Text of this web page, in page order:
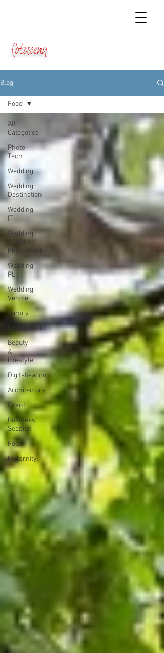
fotosceny
Blog
All
Categoties
Photo-
Tech
Wedding
Wedding
Destination
Wedding
IT
Wedding
Outdoor
Photoshoot
Wedding
PL
Wedding
Venice
Family
Engagement
Beauty
&
Lifestyle
Digitalisation
Architecture
Event
Business
Session
Food
Maternity
Food